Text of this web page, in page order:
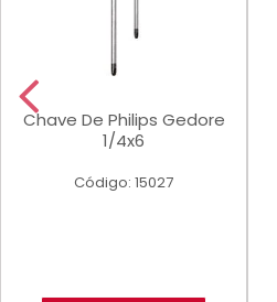
Chave De Philips Gedore
1/4x6
Código: 15027